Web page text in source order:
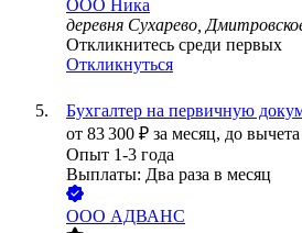
ООО Ника
деревня Сухарево,
Откликнитесь среди первых
Откликнуться
Бухгалтер на первичную
от 83 300 ₽ за месяц, до
Опыт 1-3 года
Выплаты: Два раза в месяц
ООО АДВАНС